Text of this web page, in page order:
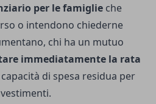
per le famiglie che
o intendono chiederne
chi ha un mutuo
immediatamente la rata
di spesa residua per